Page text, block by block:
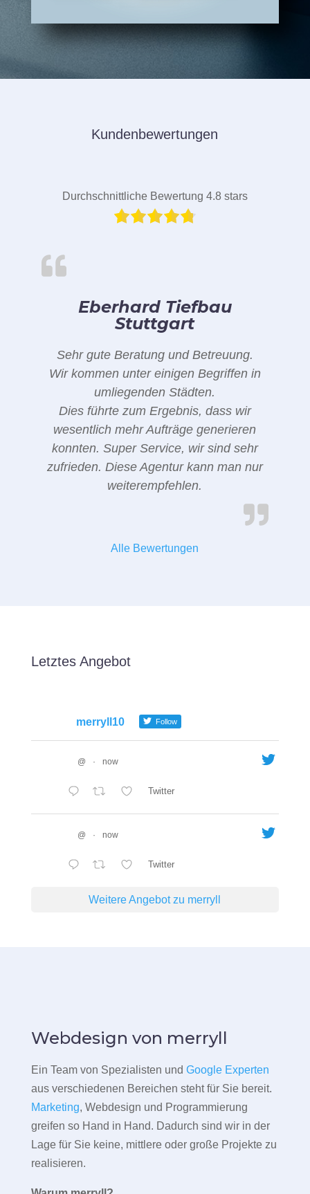
Kundenbewertungen
Durchschnittliche Bewertung 4.8 stars
Eberhard Tiefbau
Stuttgart
Sehr gute Beratung und Betreuung.
Wir kommen unter einigen Begriffen in
umliegenden Städten.
Dies führte zum Ergebnis, dass wir
wesentlich mehr Aufträge generieren
konnten. Super Service, wir sind sehr
zufrieden. Diese Agentur kann man nur
weiterempfehlen.
Alle Bewertungen
Letztes Angebot
merryll10 Follow
@ · now
Twitter
@ · now
Twitter
Weitere Angebot zu merryll
Webdesign von merryll
Ein Team von Spezialisten und Google Experten
aus verschiedenen Bereichen steht für Sie bereit.
Marketing, Webdesign und Programmierung
greifen so Hand in Hand. Dadurch sind wir in der
Lage für Sie keine, mittlere oder große Projekte zu
realisieren.